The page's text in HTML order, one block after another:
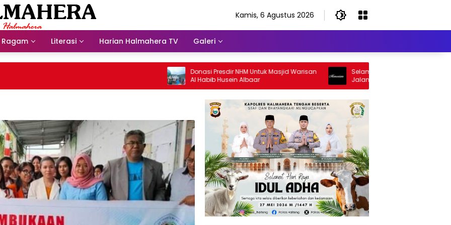
Kamis, 6 Agustus 2026
Ragam Literasi Harian Halmahera TV Galeri
Donasi Presdir NHM Untuk Masjid Warisan
Al Habib Husein Albaar
Selamat Jalan Sang Inspirator,
Jalan Abangku Yuslam Idris